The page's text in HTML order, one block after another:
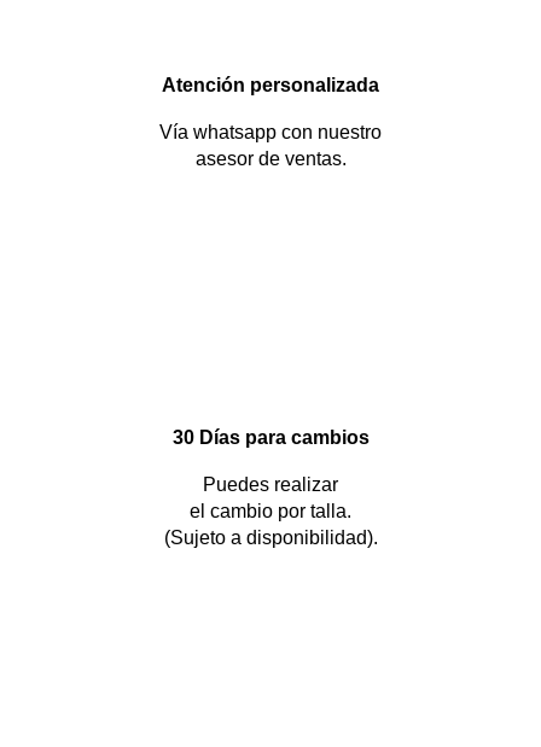
Atención personalizada
Vía whatsapp con nuestro
asesor de ventas.
30 Días para cambios
Puedes realizar
el cambio por talla.
(Sujeto a disponibilidad).